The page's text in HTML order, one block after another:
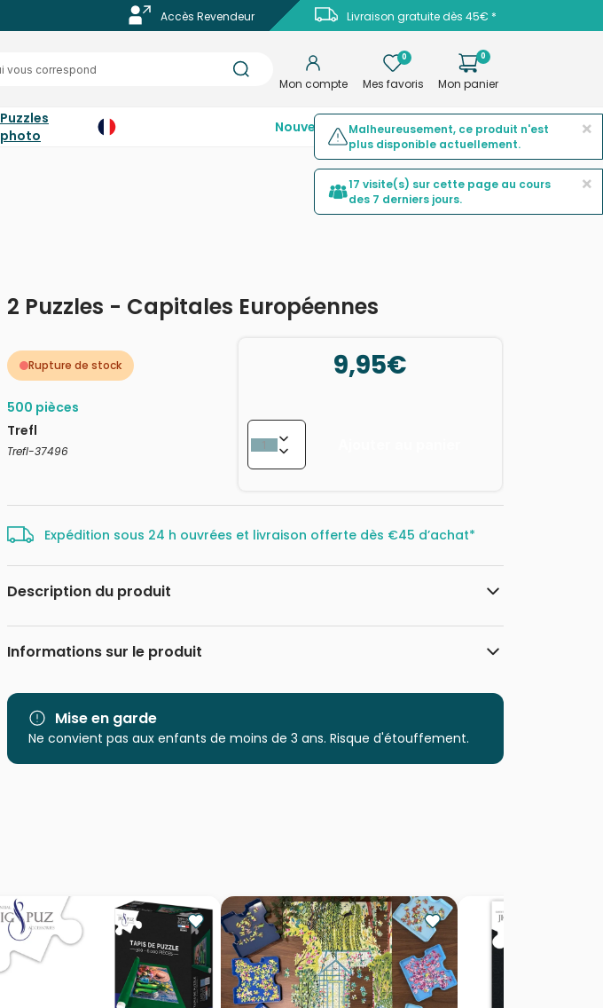
Livraison gratuite dès 45€ *
Accès Revendeur
Mon compte
0
Mes favoris
0
Mon panier
Puzzles
photo
NouveautésTop ventesPromotions
2 Puzzles - Capitales Européennes
Rupture de stock
500 pièces
Trefl
Trefl-37496
9,95€
Expédition sous 24 h ouvrées et livraison offerte dès €45 d’achat*
Description du produit
Mgl
Informations sur le produit
Catégorie
Age
Puzzle pour Adultes (500 à 48.000
pièces)
Mise en garde
Ne convient pas aux enfants de moins de 3 ans. Risque d'étouffement.
×
Malheureusement, ce produit n'est
plus disponible actuellement.
×
17 visite(s) sur cette page au cours
des 7 derniers jours.